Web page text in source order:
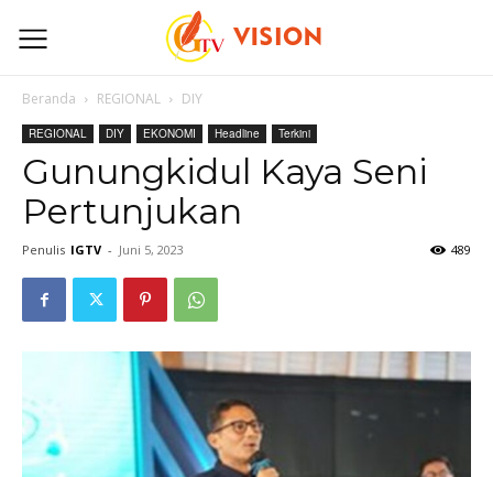
Beranda REGIONAL DIY
REGIONAL DIY EKONOMI Headline Terkini
Gunungkidul Kaya Seni
Pertunjukan
Penulis IGTV - Juni 5, 2023 489